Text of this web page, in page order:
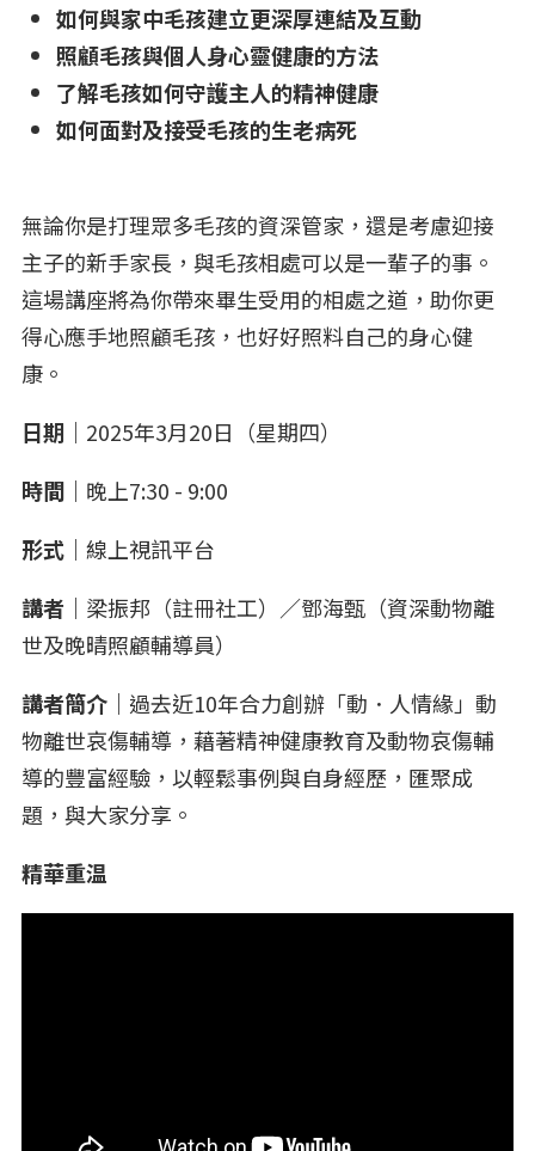
如何與家中毛孩建立更深厚連結及互動
照顧毛孩與個人身心靈健康的方法
了解毛孩如何守護主人的精神健康
如何面對及接受毛孩的生老病死
無論你是打理眾多毛孩的資深管家，還是考慮迎接
主子的新手家長，與毛孩相處可以是一輩子的事。
這場講座將為你帶來畢生受用的相處之道，助你更
得心應手地照顧毛孩，也好好照料自己的身心健
康。
日期｜ 2025年3月20日（星期四）
時間｜ 晚上7:30 - 9:00
形式｜ 線上視訊平台
講者｜ 梁振邦（註冊社工）／鄧海甄（資深動物離
世及晚晴照顧輔導員）
講者簡介｜ 過去近10年合力創辦「動．人情緣」動
物離世哀傷輔導，藉著精神健康教育及動物哀傷輔
導的豐富經驗，以輕鬆事例與自身經歷，匯聚成
題，與大家分享。
精華重温